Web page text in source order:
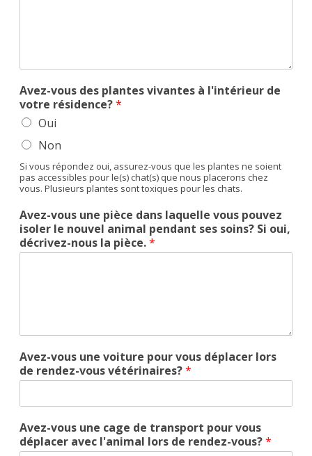
Avez-vous des plantes vivantes à l'intérieur de
votre résidence?*
Oui
Non
Si vous répondez oui, assurez-vous que les plantes ne soient
pas accessibles pour le(s) chat(s) que nous placerons chez
vous. Plusieurs plantes sont toxiques pour les chats.
Avez-vous une pièce dans laquelle vous pouvez
isoler le nouvel animal pendant ses soins? Si oui,
décrivez-nous la pièce.*
Avez-vous une voiture pour vous déplacer lors
de rendez-vous vétérinaires?*
Avez-vous une cage de transport pour vous
déplacer avec l'animal lors de rendez-vous?*